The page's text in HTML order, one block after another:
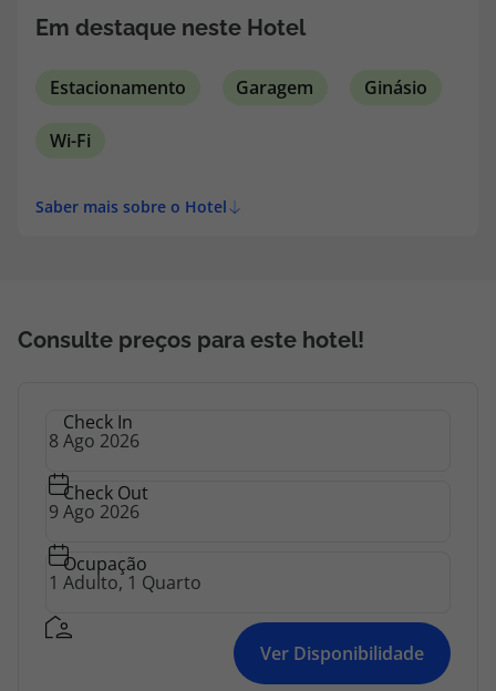
Em destaque neste Hotel
Estacionamento Garagem Ginásio
Wi-Fi
Saber mais sobre o Hotel
Consulte preços para este hotel!
Check In
Check Out
Ocupação
Ver Disponibilidade